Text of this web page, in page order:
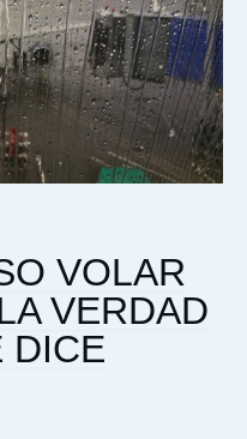
VOLAR
VERDAD
DICE